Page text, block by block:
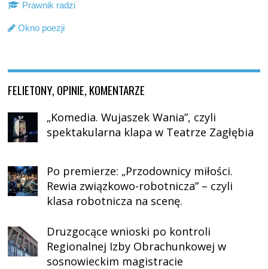
Prawnik radzi
Okno poezji
FELIETONY, OPINIE, KOMENTARZE
„Komedia. Wujaszek Wania”, czyli
spektakularna klapa w Teatrze Zagłębia
Po premierze: „Przodownicy miłości.
Rewia związkowo-robotnicza” – czyli
klasa robotnicza na scenę.
Druzgocące wnioski po kontroli
Regionalnej Izby Obrachunkowej w
sosnowieckim magistracie